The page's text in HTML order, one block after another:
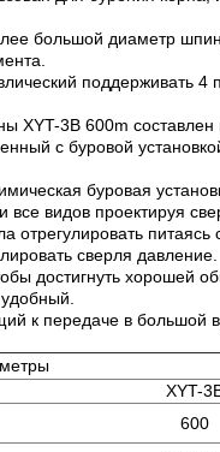
большой диаметр
поддерживать
XYT-3B 600m
с буровой
буровая
видов проектируя
питаясь
сверля давление.
достигнуть хорошей
к передаче в
XYT-
600